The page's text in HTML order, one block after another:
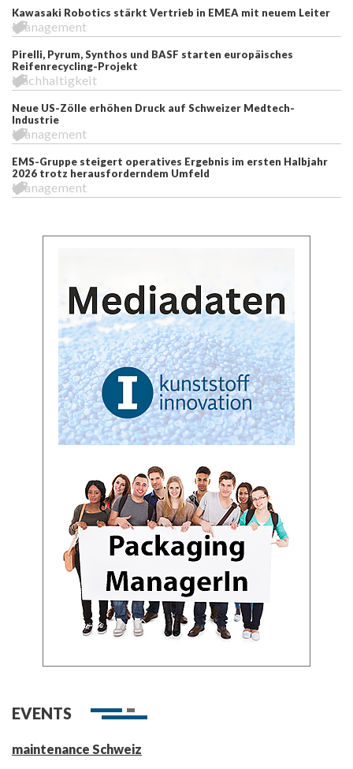
Kawasaki Robotics stärkt Vertrieb in EMEA mit neuem Leiter
Management
Pirelli, Pyrum, Synthos und BASF starten europäisches
Reifenrecycling-Projekt
Nachhaltigkeit
Neue US-Zölle erhöhen Druck auf Schweizer Medtech-
Industrie
Management
EMS-Gruppe steigert operatives Ergebnis im ersten Halbjahr
2026 trotz herausforderndem Umfeld
Management
EVENTS
maintenance Schweiz